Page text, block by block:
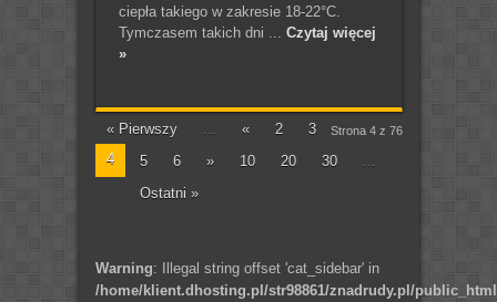
ciepła takiego w zakresie 18-22°C.
Tymczasem takich dni ... Czytaj więcej
»
Strona 4 z 76
« Pierwszy « 2
3
4
5 6 » 10 20 30
Ostatni »
Warning: Illegal string offset 'cat_sidebar' in
/home/klient.dhosting.pl/str98861/znadrudy.pl/